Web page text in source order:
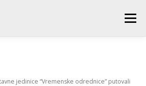
Menu
jedinice “Vremenske odrednice” putovali